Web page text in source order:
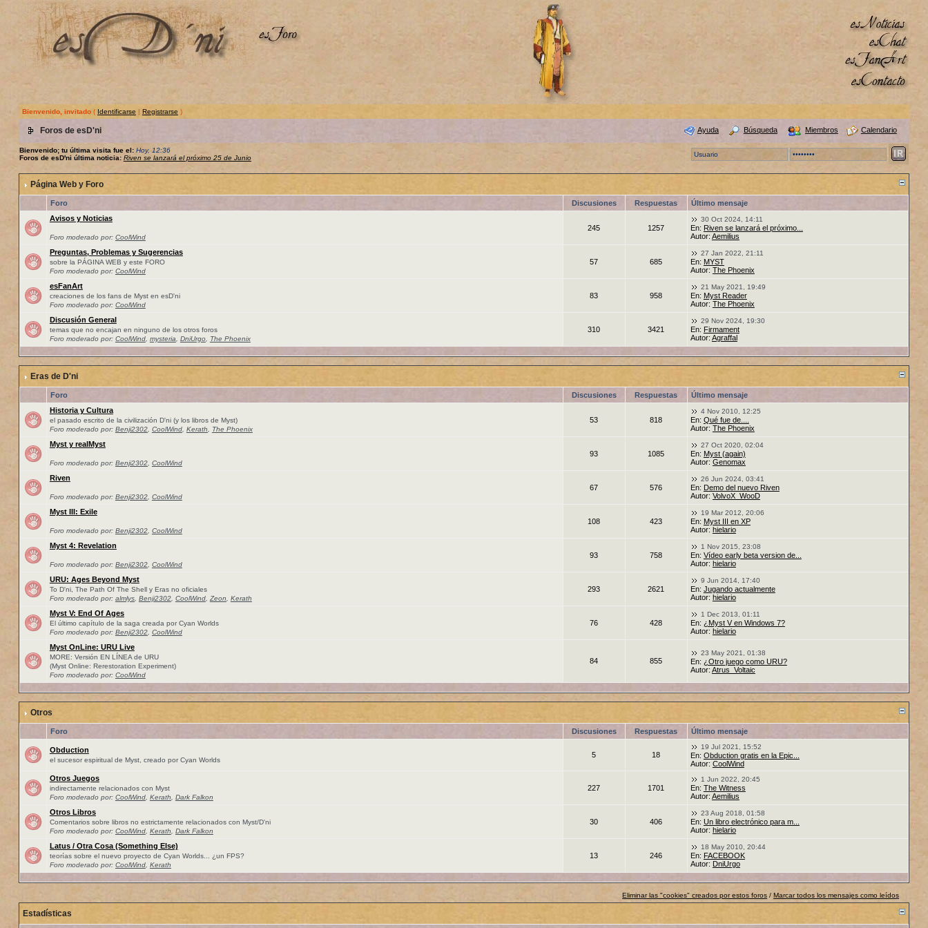
Bienvenido, invitado( Identificarse | Registrarse )
Foros de esD'ni Ayuda Búsqueda Miembros Calendario
Bienvenido; tu última visita fue el: Hoy, 12:36
Foros de esD'ni última noticia: Riven se lanzará el próximo 25 de Junio
Página Web y Foro
Foro Discusiones Respuestas
Último mensaje
Avisos y Noticias
Foro moderado por: CoolWind
245 1257
30 Oct 2024, 14:11
En: Riven se lanzará el próximo...
Autor: Aemilius
Preguntas, Problemas y Sugerencias
sobre la PÁGINA WEB y este FORO
Foro moderado por: CoolWind
57 685
27 Jan 2022, 21:11
En: MYST
Autor: The Phoenix
esFanArt
creaciones de los fans de Myst en esD'ni
Foro moderado por: CoolWind
83 958
21 May 2021, 19:49
En: Myst Reader
Autor: The Phoenix
Discusión General
temas que no encajan en ninguno de los otros foros
Foro moderado por: CoolWind, mysteria DniUrgo, The Phoenix
310 3421
29 Nov 2024, 19:30
En: Firmament
Autor: Agraffal
Eras de D'ni
Foro Discusiones Respuestas
Último mensaje
Historia y Cultura
el pasado escrito de la civilización D'ni (y los libros de Myst)
Foro moderado por: Benji2302, CoolWind, Kerath The Phoenix
53 818
4 Nov 2010, 12:25
En: Qué fue de....
Autor: The Phoenix
Myst y realMyst
Foro moderado por: Benji2302, CoolWind
93 1085
27 Oct 2020, 02:04
En: Myst (again)
Autor: Genomax
Riven
Foro moderado por: Benji2302, CoolWind
67 576
26 Jun 2024, 03:41
En: Demo del nuevo Riven
Autor: VolvoX_WooD
Myst III: Exile
Foro moderado por: Benji2302, CoolWind
108 423
19 Mar 2012, 20:06
En: Myst III en XP
Autor: hielario
Myst 4: Revelation
Foro moderado por: Benji2302, CoolWind
93 758
1 Nov 2015, 23:08
En: Vídeo early beta version de...
Autor: hielario
URU: Ages Beyond Myst
To D'ni, The Path Of The Shell y Eras no oficiales
Foro moderado por: almlys, Benji2302, CoolWind, Zeon Kerath
293 2621
9 Jun 2014, 17:40
En: Jugando actualmente
Autor: hielario
Myst V: End Of Ages
El último capítulo de la saga creada por Cyan Worlds
Foro moderado por: Benji2302, CoolWind
76 428
1 Dec 2013, 01:11
En: ¿Myst V en Windows 7?
Autor: hielario
Myst OnLine: URU Live
MORE: Versión EN LÍNEA de URU
(Myst Online: Rerestoration Experiment)
Foro moderado por: CoolWind
84 855
23 May 2021, 01:38
En: ¿Otro juego como URU?
Autor: Atrus_Voltaic
Otros
Foro Discusiones Respuestas Último mensaje
Obduction
el sucesor espiritual de Myst, creado por Cyan Worlds
5 18
19 Jul 2021, 15:52
En: Obduction gratis en la Epic...
Autor: CoolWind
Otros Juegos
indirectamente relacionados con Myst
Foro moderado por: CoolWind, Kerath Dark Falkon
227 1701
1 Jun 2022, 20:45
En: The Witness
Autor: Aemilius
Otros Libros
Comentarios sobre libros no estrictamente relacionados con Myst/D'ni
Foro moderado por: CoolWind, Kerath Dark Falkon
30 406
23 Aug 2018, 01:58
En: Un libro electrónico para m...
Autor: hielario
Latus / Otra Cosa (Something Else)
teorías sobre el nuevo proyecto de Cyan Worlds... ¿un FPS?
Foro moderado por: CoolWind, Kerath
13 246
18 May 2010, 20:44
En: FACEBOOK
Autor: DniUrgo
Eliminar las "cookies" creados por estos foros /Marcar todos los mensajes como leídos
Estadísticas